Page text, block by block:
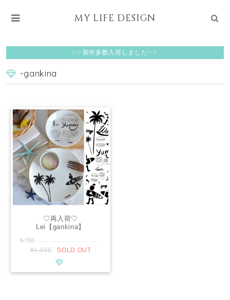
MY LIFE DESIGN
✨✨新作多数入荷しました✨✨
-gankina
♡再入荷♡
Lei【gankina】
転写紙 .............................................. ■種類：白磁用 ■推奨焼成温度：専用電気炉で800℃程度 ■サイズ：A3 ■カラー：ブラック ............................................. ロコガールをイメージしたイラスト転写紙です。 A3サイズで他にもハッピーな柄が沢山入ってるのでそのまま使用して頂いたりお持ちの転写紙で可愛くアレンジ無限大です。 ................................................ ※商用利用可能ですので、レッスン・オーダー等に幅広くご利用ください。 ※デザインの複製は固く禁止致します。
¥1,300 SOLD OUT